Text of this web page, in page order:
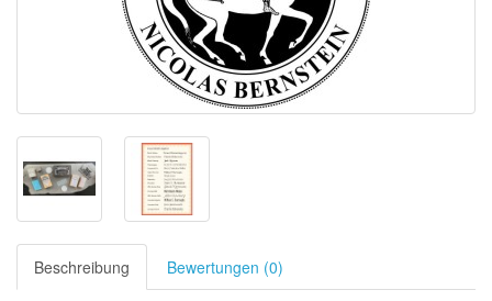
Beschreibung Bewertungen (0)